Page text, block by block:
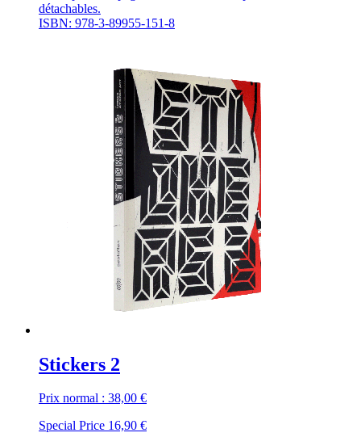
détachables.
ISBN: 978-3-89955-151-8
Stickers 2
Prix normal : 38,00 €
Special Price 16,90 €